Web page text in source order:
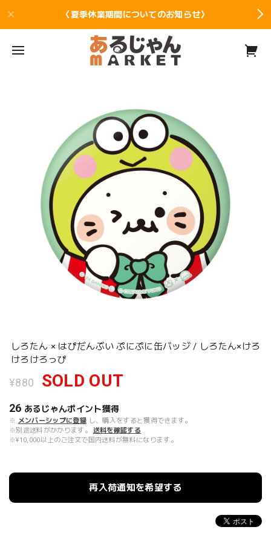
〈夏季休業期間についてのお知らせ〉
しろたん × はぴだんぶい ぷにぷに缶バッジ / しろたん×けろ
けろけろっぴ
¥880 SOLD OUT
26 あるじゃんポイント獲得
※ メンバーシップに登録 し、購入をすると獲得できます。
※別途送料がかかります。
送料を確認する
※¥10,000以上のご注文で国内送料が無料になります。
再入荷通知を希望する